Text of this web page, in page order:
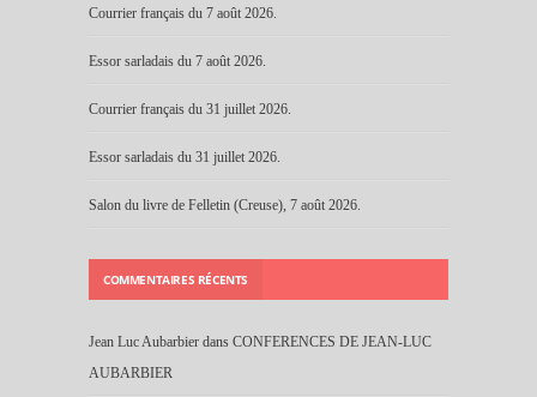
Courrier français du 7 août 2026.
Essor sarladais du 7 août 2026.
Courrier français du 31 juillet 2026.
Essor sarladais du 31 juillet 2026.
Salon du livre de Felletin (Creuse), 7 août 2026.
COMMENTAIRES RÉCENTS
Jean Luc Aubarbier dans CONFERENCES DE JEAN-LUC
AUBARBIER